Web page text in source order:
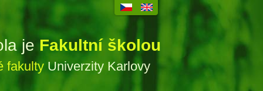
jeFakultní školou
fakultyUniverzity Karlovy